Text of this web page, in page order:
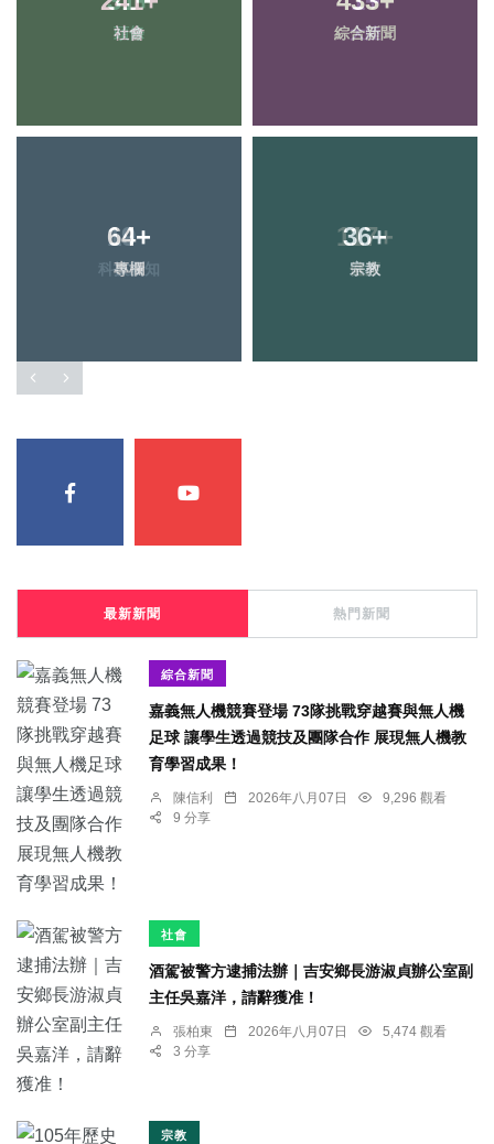
社會 綜合新聞
64+
專欄
36+
宗教
最新新聞 熱門新聞
綜合新聞
嘉義無人機競賽登場 73隊挑戰穿越賽與無人機
足球 讓學生透過競技及團隊合作 展現無人機教
育學習成果！
陳信利 2026年八月07日
9,296 觀看
9 分享
社會
酒駕被警方逮捕法辦｜吉安鄉長游淑貞辦公室副
主任吳嘉洋，請辭獲准！
張柏東 2026年八月07日
5,474 觀看
3 分享
宗教